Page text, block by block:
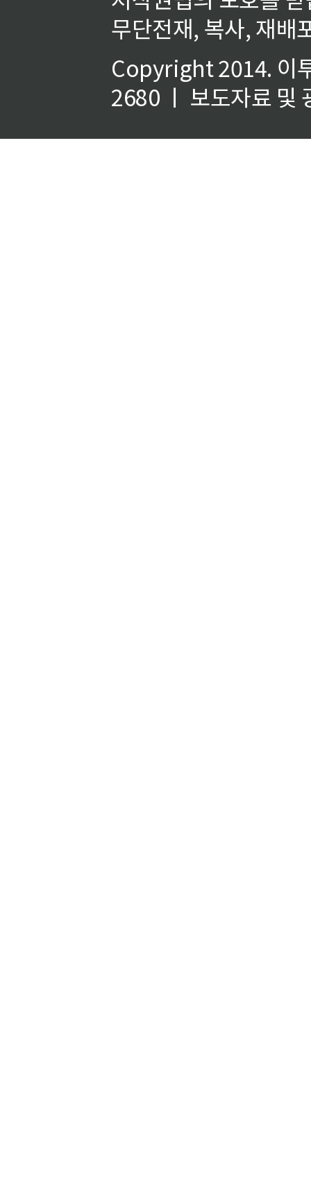
무단전재, 복사, 재배
Copyright 2014. 이
2680 ㅣ 보도자료